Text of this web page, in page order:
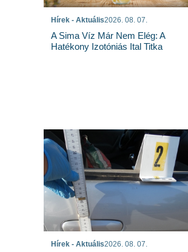
Hírek - Aktuális2026. 08. 07.
A Sima Víz Már Nem Elég: A
Hatékony Izotóniás Ital Titka
Hírek - Aktuális2026. 08. 07.